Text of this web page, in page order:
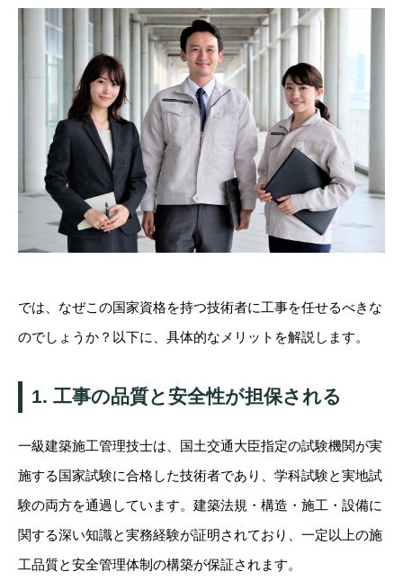
では、なぜこの国家資格を持つ技術者に工事を任せるべきな
のでしょうか？以下に、具体的なメリットを解説します。
1. 工事の品質と安全性が担保される
一級建築施工管理技士は、国土交通大臣指定の試験機関が実
施する国家試験に合格した技術者であり、学科試験と実地試
験の両方を通過しています。建築法規・構造・施工・設備に
関する深い知識と実務経験が証明されており、一定以上の施
工品質と安全管理体制の構築が保証されます。